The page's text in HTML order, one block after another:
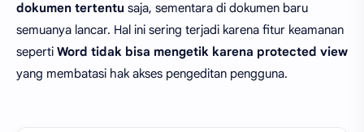
dokumen tertentu saja, sementara di dokumen baru
semuanya lancar. Hal ini sering terjadi karena fitur keamanan
seperti Word tidak bisa mengetik karena protected view
yang membatasi hak akses pengeditan pengguna.